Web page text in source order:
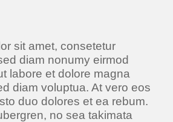
sit amet, consetetur
diam nonumy eirmod
labore et dolore magna
diam voluptua. At vero eos
duo dolores et ea rebum.
no sea takimata